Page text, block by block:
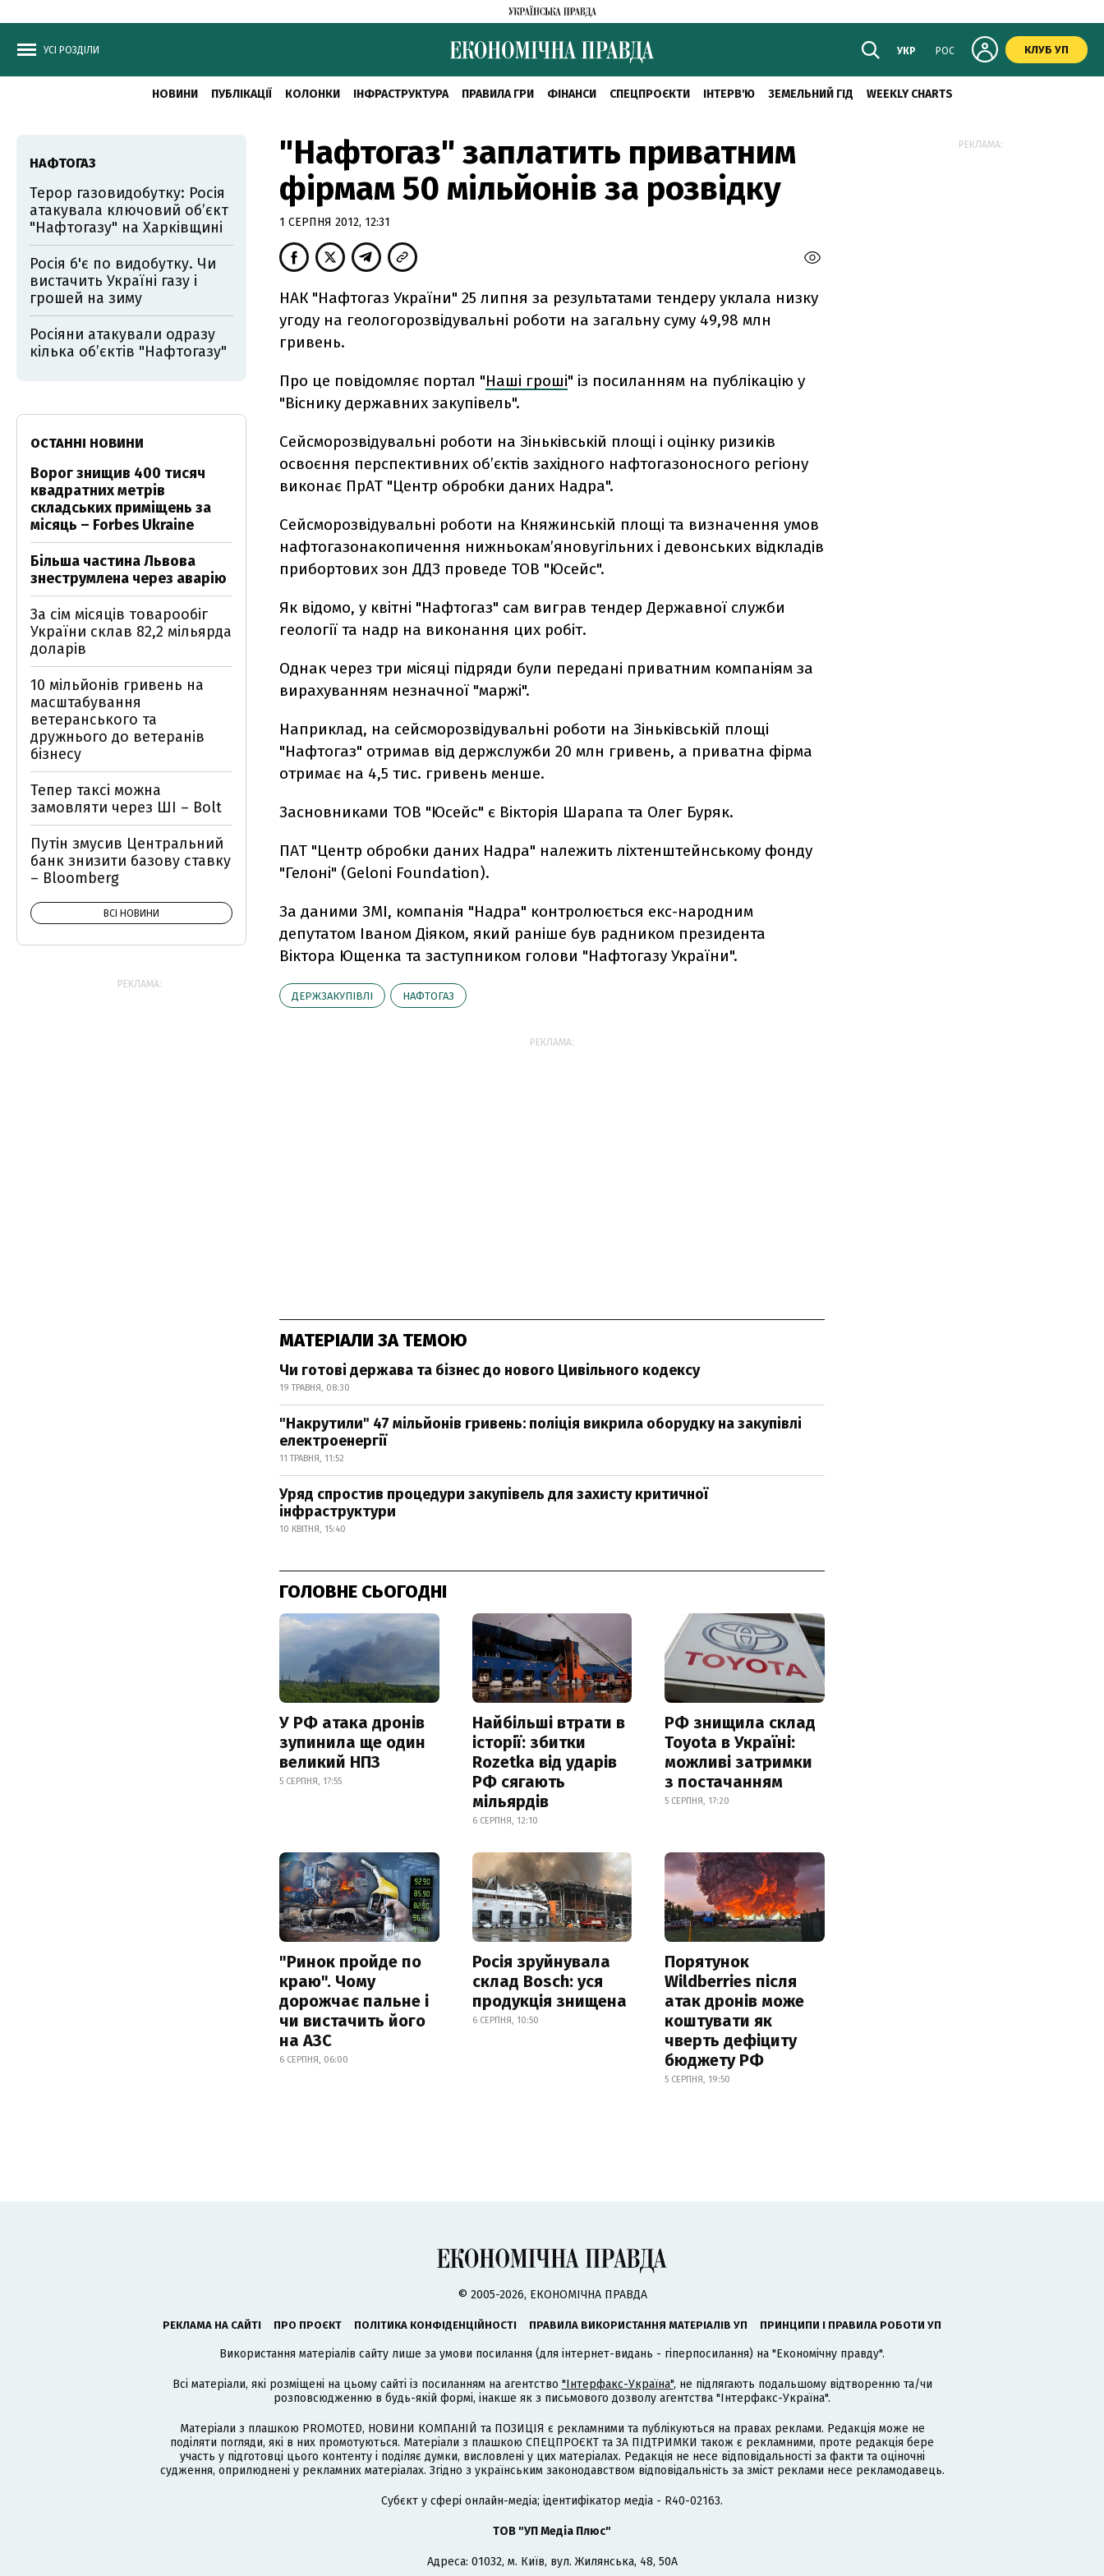
УСІ РОЗДІЛИ УКР РОС КЛУБ УП
НОВИНИ ПУБЛІКАЦІЇ КОЛОНКИ ІНФРАСТРУКТУРА ПРАВИЛА ГРИ ФІНАНСИ СПЕЦПРОЄКТИ ІНТЕРВ'Ю ЗЕМЕЛЬНИЙ ГІД WEEKLY CHARTS
"Нафтогаз" заплатить приватним
фірмам 50 мільйонів за розвідку
1 СЕРПНЯ 2012, 12:31
НАК "Нафтогаз України" 25 липня за результатами тендеру уклала низку
угоду на геологорозвідувальні роботи на загальну суму 49,98 млн
гривень.
Про це повідомляє портал "Наші гроші" із посиланням на публікацію у
"Віснику державних закупівель".
Сейсморозвідувальні роботи на Зіньківській площі і оцінку ризиків
освоєння перспективних об’єктів західного нафтогазоносного регіону
виконає ПрАТ "Центр обробки даних Надра".
Сейсморозвідувальні роботи на Княжинській площі та визначення умов
нафтогазонакопичення нижньокам’яновугільних і девонських відкладів
прибортових зон ДДЗ проведе ТОВ "Юсейс".
Як відомо, у квітні "Нафтогаз" сам виграв тендер Державної служби
геології та надр на виконання цих робіт.
Однак через три місяці підряди були передані приватним компаніям за
вирахуванням незначної "маржі".
Наприклад, на сейсморозвідувальні роботи на Зіньківській площі
"Нафтогаз" отримав від держслужби 20 млн гривень, а приватна фірма
отримає на 4,5 тис. гривень менше.
Засновниками ТОВ "Юсейс" є Вікторія Шарапа та Олег Буряк.
ПАТ "Центр обробки даних Надра" належить ліхтенштейнському фонду
"Гелонi" (Geloni Foundation).
За даними ЗМІ, компанія "Надра" контролюється екс-народним
депутатом Іваном Діяком, який раніше був радником президента
Віктора Ющенка та заступником голови "Нафтогазу України".
ДЕРЖЗАКУПІВЛІ НАФТОГАЗ
РЕКЛАМА:
МАТЕРІАЛИ ЗА ТЕМОЮ
Чи готові держава та бізнес до нового Цивільного кодексу
19 ТРАВНЯ, 08:30
"Накрутили" 47 мільйонів гривень: поліція викрила оборудку на закупівлі
електроенергії
11 ТРАВНЯ, 11:52
Уряд спростив процедури закупівель для захисту критичної
інфраструктури
10 КВІТНЯ, 15:40
ГОЛОВНЕ СЬОГОДНІ
У РФ атака дронів
зупинила ще один
великий НПЗ
5 СЕРПНЯ, 17:55
Найбільші втрати в
історії: збитки
Rozetka від ударів
РФ сягають
мільярдів
6 СЕРПНЯ, 12:10
РФ знищила склад
Toyota в Україні:
можливі затримки
з постачанням
5 СЕРПНЯ, 17:20
"Ринок пройде по
краю". Чому
дорожчає пальне і
чи вистачить його
на АЗС
6 СЕРПНЯ, 06:00
Росія зруйнувала
склад Bosch: уся
продукція знищена
6 СЕРПНЯ, 10:50
Порятунок
Wildberries після
атак дронів може
коштувати як
чверть дефіциту
бюджету РФ
5 СЕРПНЯ, 19:50
НАФТОГАЗ
Терор газовидобутку: Росія
атакувала ключовий об’єкт
"Нафтогазу" на Харківщині
Росія б'є по видобутку. Чи
вистачить Україні газу і
грошей на зиму
Росіяни атакували одразу
кілька обʼєктів "Нафтогазу"
ОСТАННІ НОВИНИ
Ворог знищив 400 тисяч
квадратних метрів
складських приміщень за
місяць – Forbes Ukraine
Більша частина Львова
знеструмлена через аварію
За сім місяців товарообіг
України склав 82,2 мільярда
доларів
10 мільйонів гривень на
масштабування
ветеранського та
дружнього до ветеранів
бізнесу
Тепер таксі можна
замовляти через ШІ – Bolt
Путін змусив Центральний
банк знизити базову ставку
– Bloomberg
ВСІ НОВИНИ
РЕКЛАМА:
РЕКЛАМА:
© 2005-2026, ЕКОНОМІЧНА ПРАВДА
РЕКЛАМА НА САЙТІ ПРО ПРОЄКТ ПОЛІТИКА КОНФІДЕНЦІЙНОСТІ ПРАВИЛА ВИКОРИСТАННЯ МАТЕРІАЛІВ УП ПРИНЦИПИ І ПРАВИЛА РОБОТИ УП
Використання матеріалів сайту лише за умови посилання (для інтернет-видань - гіперпосилання) на "Економічну правду".
Всі матеріали, які розміщені на цьому сайті із посиланням на агентство "Інтерфакс-Україна", не підлягають подальшому відтворенню та/чи
розповсюдженню в будь-якій формі, інакше як з письмового дозволу агентства "Інтерфакс-Україна".
Матеріали з плашкою PROMOTED, НОВИНИ КОМПАНІЙ та ПОЗИЦІЯ є рекламними та публікуються на правах реклами. Редакція може не
поділяти погляди, які в них промотуються. Матеріали з плашкою СПЕЦПРОЄКТ та ЗА ПІДТРИМКИ також є рекламними, проте редакція бере
участь у підготовці цього контенту і поділяє думки, висловлені у цих матеріалах. Редакція не несе відповідальності за факти та оціночні
судження, оприлюднені у рекламних матеріалах. Згідно з українським законодавством відповідальність за зміст реклами несе рекламодавець.
Cубєкт у сфері онлайн-медіа; ідентифікатор медіа - R40-02163.
ТОВ "УП Медіа Плюс"
Адреса: 01032, м. Київ, вул. Жилянська, 48, 50А